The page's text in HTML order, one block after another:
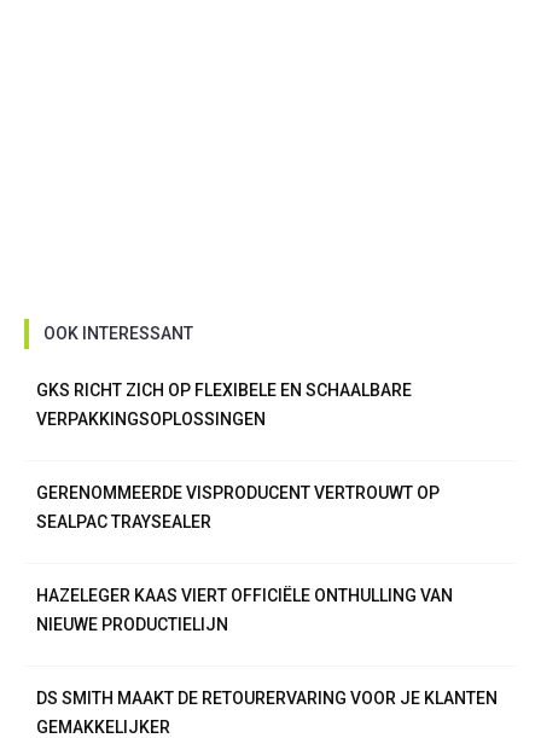
OOK INTERESSANT
GKS RICHT ZICH OP FLEXIBELE EN SCHAALBARE
VERPAKKINGSOPLOSSINGEN
GERENOMMEERDE VISPRODUCENT VERTROUWT OP
SEALPAC TRAYSEALER
HAZELEGER KAAS VIERT OFFICIËLE ONTHULLING VAN
NIEUWE PRODUCTIELIJN
DS SMITH MAAKT DE RETOURERVARING VOOR JE KLANTEN
GEMAKKELIJKER